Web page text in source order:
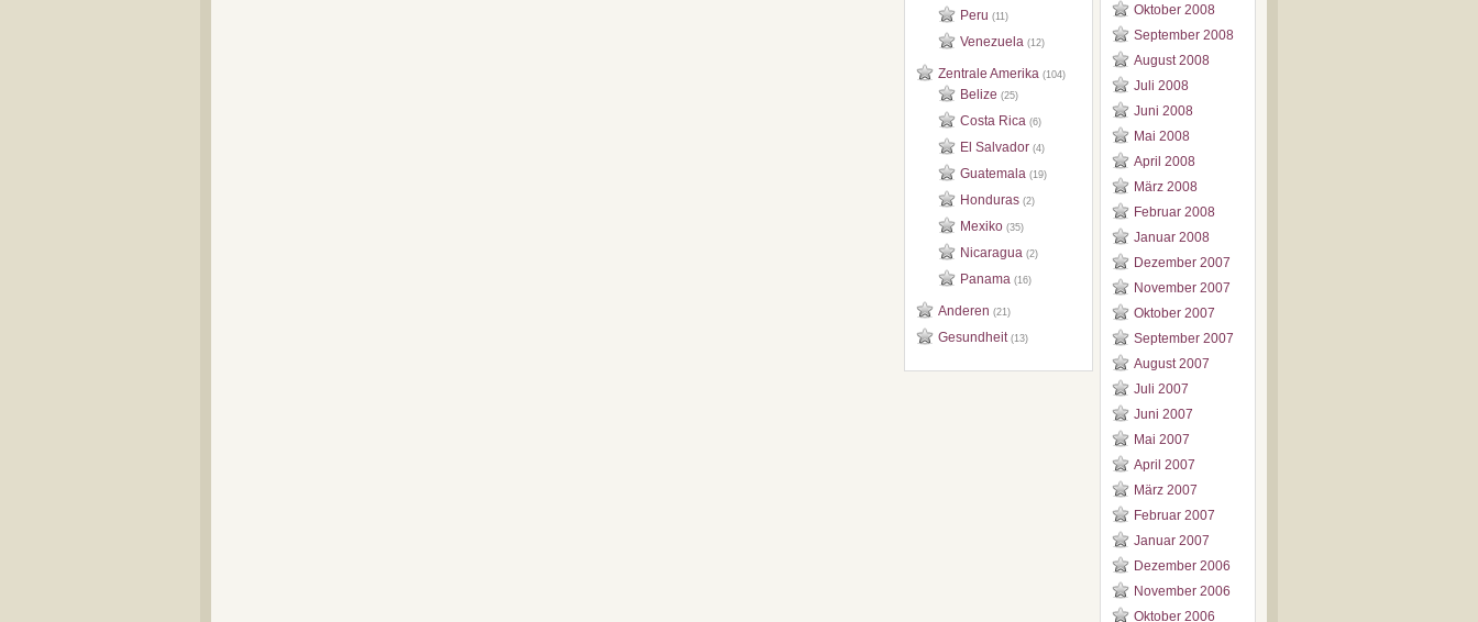
Peru (11)
Venezuela (12)
Zentrale Amerika (104)
Belize (25)
Costa Rica (6)
El Salvador (4)
Guatemala (19)
Honduras (2)
Mexiko (35)
Nicaragua (2)
Panama (16)
Anderen (21)
Gesundheit (13)
Oktober 2008
September 2008
August 2008
Juli 2008
Juni 2008
Mai 2008
April 2008
März 2008
Februar 2008
Januar 2008
Dezember 2007
November 2007
Oktober 2007
September 2007
August 2007
Juli 2007
Juni 2007
Mai 2007
April 2007
März 2007
Februar 2007
Januar 2007
Dezember 2006
November 2006
Oktober 2006